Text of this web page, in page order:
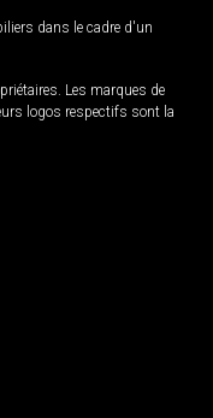
dans le cadre d'un
Les marques de
logos respectifs sont la